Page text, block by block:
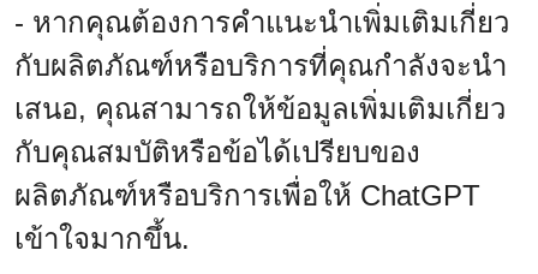
- หากคุณต้องการคำแนะนำเพิ่มเติมเกี่ยว
กับผลิตภัณฑ์หรือบริการที่คุณกำลังจะนำ
เสนอ, คุณสามารถให้ข้อมูลเพิ่มเติมเกี่ยว
กับคุณสมบัติหรือข้อได้เปรียบของ
ผลิตภัณฑ์หรือบริการเพื่อให้ ChatGPT
เข้าใจมากขึ้น.